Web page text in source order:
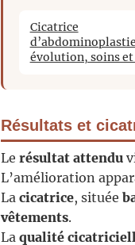
Cicatrice
évolution, soins et
Résultats et
Lerésultat attendu
L’amélioration
Lacicatrice, située
vêtements.
Laqualité